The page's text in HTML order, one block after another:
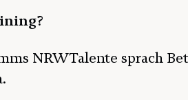
NRWTalente sprach